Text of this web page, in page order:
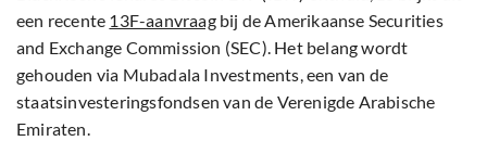
een recente 13F-aanvraagbij de Amerikaanse Securities
and Exchange Commission (SEC). Het belang wordt
gehouden via Mubadala Investments, een van de
staatsinvesteringsfondsen van de Verenigde Arabische
Emiraten.